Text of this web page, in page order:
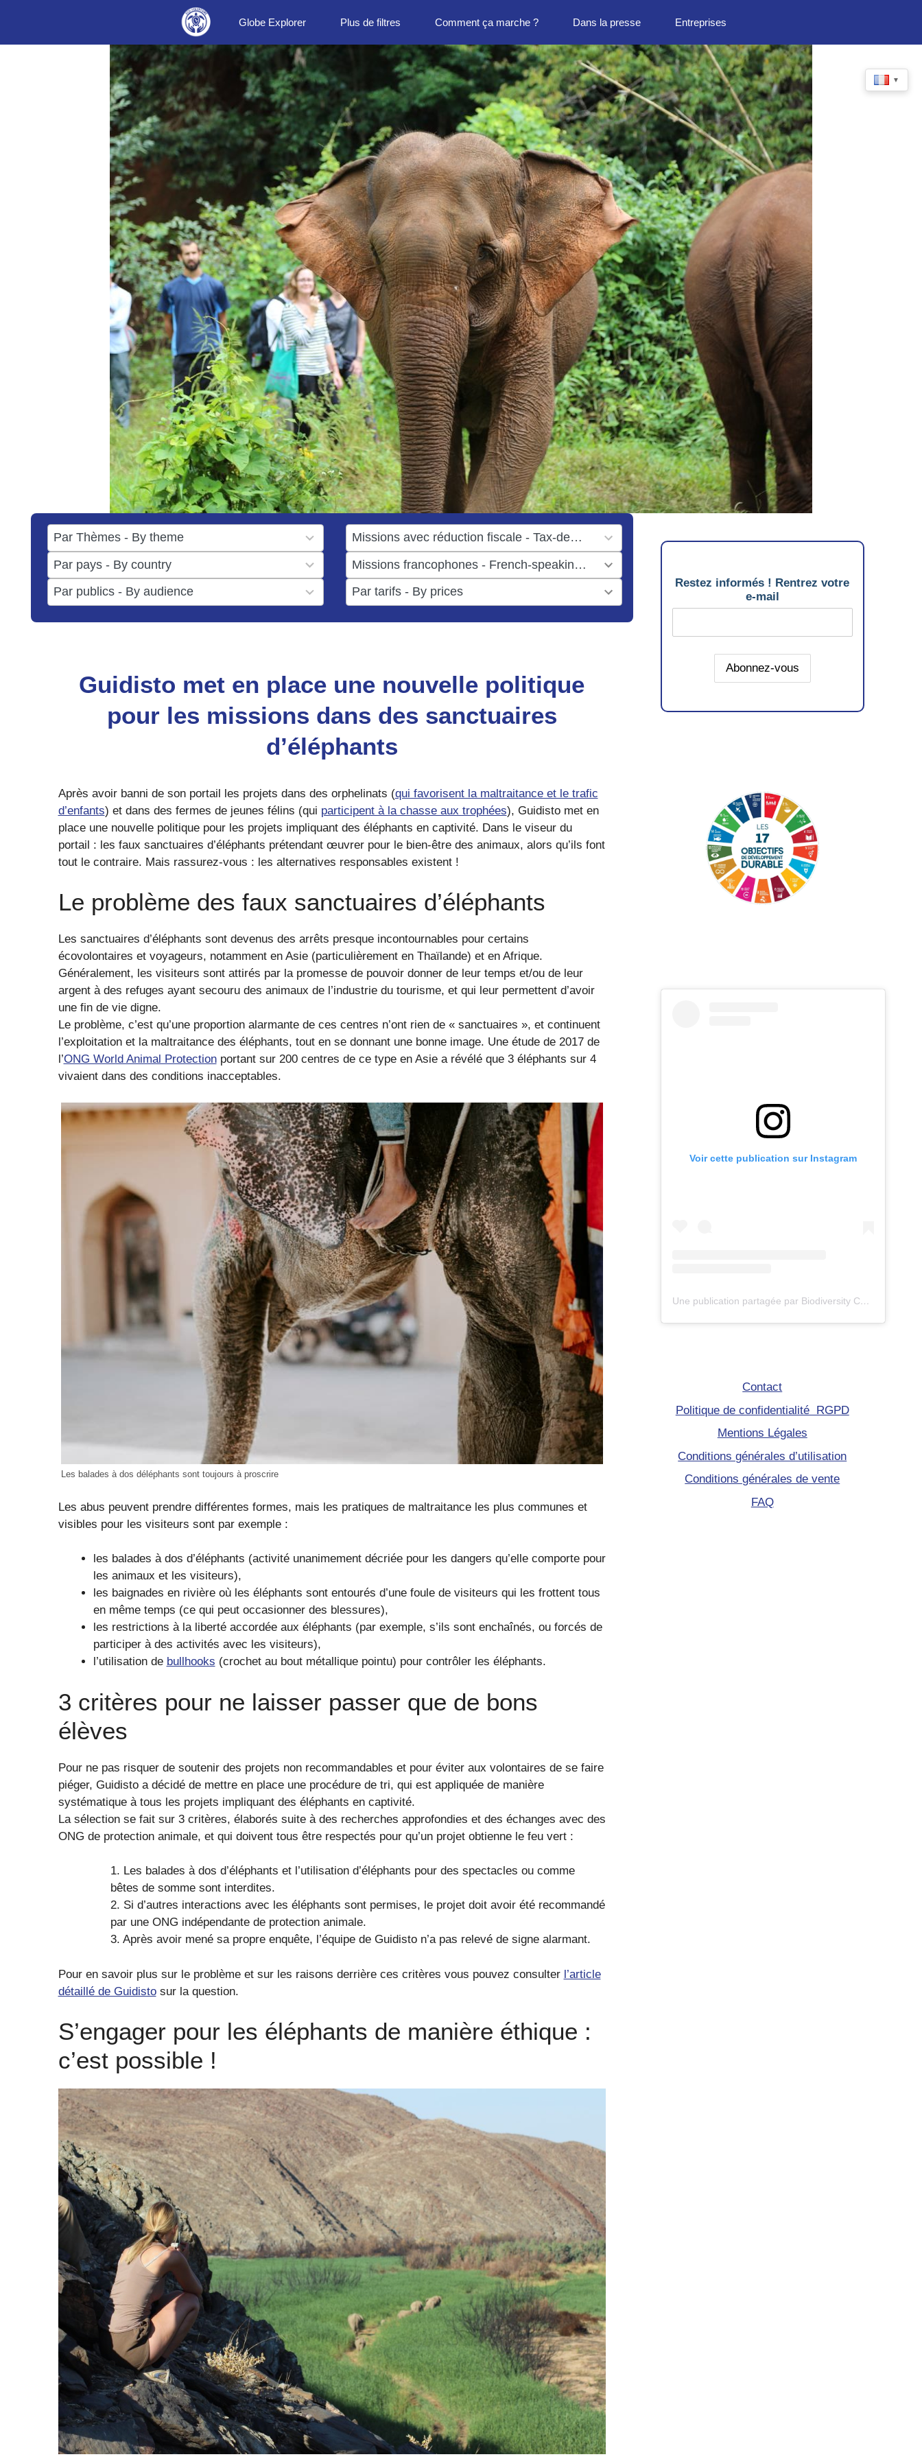
contenu
Globe Explorer Plus de filtres Comment ça marche ? Dans la presse Entreprises
▼
17
results
available
50
results
available
results
available
result
available
result
available
results
available
Guidisto met en place une nouvelle politique
pour les missions dans des sanctuaires
d’éléphants
Après avoir banni de son portail les projets dans des orphelinats (qui favorisent la maltraitance et le trafic
d’enfants) et dans des fermes de jeunes félins (qui participent à la chasse aux trophées), Guidisto met en
place une nouvelle politique pour les projets impliquant des éléphants en captivité. Dans le viseur du
portail : les faux sanctuaires d’éléphants prétendant œuvrer pour le bien-être des animaux, alors qu’ils font
tout le contraire. Mais rassurez-vous : les alternatives responsables existent !
Le problème des faux sanctuaires d’éléphants
Les sanctuaires d’éléphants sont devenus des arrêts presque incontournables pour certains
écovolontaires et voyageurs, notamment en Asie (particulièrement en Thaïlande) et en Afrique.
Généralement, les visiteurs sont attirés par la promesse de pouvoir donner de leur temps et/ou de leur
argent à des refuges ayant secouru des animaux de l’industrie du tourisme, et qui leur permettent d’avoir
une fin de vie digne.
Le problème, c’est qu’une proportion alarmante de ces centres n’ont rien de « sanctuaires », et continuent
l’exploitation et la maltraitance des éléphants, tout en se donnant une bonne image. Une étude de 2017 de
l’ONG World Animal Protectionportant sur 200 centres de ce type en Asie a révélé que 3 éléphants sur 4
vivaient dans des conditions inacceptables.
Les balades à dos déléphants sont toujours à proscrire
Les abus peuvent prendre différentes formes, mais les pratiques de maltraitance les plus communes et
visibles pour les visiteurs sont par exemple :
les balades à dos d’éléphants (activité unanimement décriée pour les dangers qu’elle comporte pour
les animaux et les visiteurs),
les baignades en rivière où les éléphants sont entourés d’une foule de visiteurs qui les frottent tous
en même temps (ce qui peut occasionner des blessures),
les restrictions à la liberté accordée aux éléphants (par exemple, s’ils sont enchaînés, ou forcés de
participer à des activités avec les visiteurs),
l’utilisation de bullhooks (crochet au bout métallique pointu) pour contrôler les éléphants.
3 critères pour ne laisser passer que de bons
élèves
Pour ne pas risquer de soutenir des projets non recommandables et pour éviter aux volontaires de se faire
piéger, Guidisto a décidé de mettre en place une procédure de tri, qui est appliquée de manière
systématique à tous les projets impliquant des éléphants en captivité.
La sélection se fait sur 3 critères, élaborés suite à des recherches approfondies et des échanges avec des
ONG de protection animale, et qui doivent tous être respectés pour qu’un projet obtienne le feu vert :
1. Les balades à dos d’éléphants et l’utilisation d’éléphants pour des spectacles ou comme
bêtes de somme sont interdites.
2. Si d’autres interactions avec les éléphants sont permises, le projet doit avoir été recommandé
par une ONG indépendante de protection animale.
3. Après avoir mené sa propre enquête, l’équipe de Guidisto n’a pas relevé de signe alarmant.
Pour en savoir plus sur le problème et sur les raisons derrière ces critères vous pouvez consulter l’article
détaillé de Guidistosur la question.
S’engager pour les éléphants de manière éthique :
c’est possible !
Restez informés ! Rentrez votre
e-mail
Voir cette publication sur Instagram
Une publication partagée par Biodiversity Care (@eco.volontaire)
Contact
Politique de confidentialité RGPD
Mentions Légales
Conditions générales d’utilisation
Conditions générales de vente
FAQ